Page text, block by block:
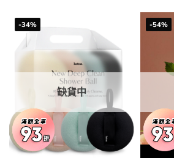
-34%
缺貨中
-54%